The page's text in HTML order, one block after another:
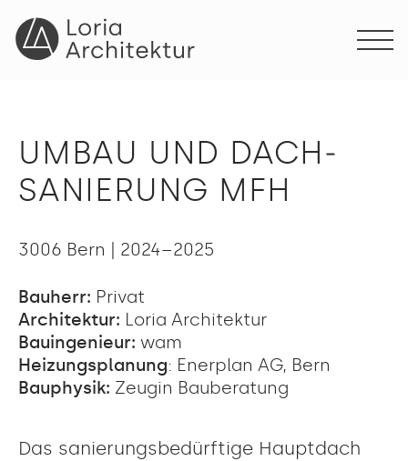
UMBAU UND DACH­
SANIE­RUNG MFH
3006 Bern | 2024–2025
Bauherr: Privat
Architektur: Loria Architektur
Bauingenieur: wam
Heizungsplanung: Enerplan AG, Bern
Bauphysik: Zeugin Bauberatung
Das sanierungs­bedürf­tige Haupt­­dach